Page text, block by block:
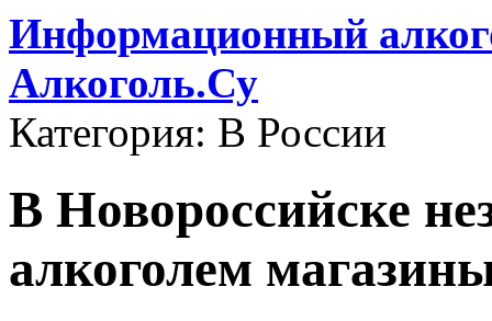
Информационный
Алкоголь.Су
Категория: В России
В Новороссийске
алкоголем